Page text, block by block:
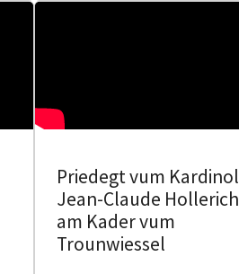
Priedegt vum Kardinol
Jean-Claude Hollerich
am Kader vum
Trounwiessel